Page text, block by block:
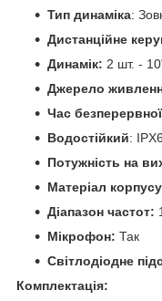
Тип динаміка:
Дистанційне
Динамік: 2 шт. -
Джерело
Час
Водостійкий: IPX6
Потужність на
Матеріал
Діапазон частот:
Мікрофон: Так
Світлодіодне
Комплектація: